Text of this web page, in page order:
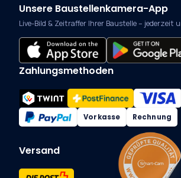
Unsere Baustellenkamera-App
Live-Bild & Zeitraffer Ihrer Baustelle – jederzeit
Zahlungsmethoden
Vorkasse Rechnung
Versand